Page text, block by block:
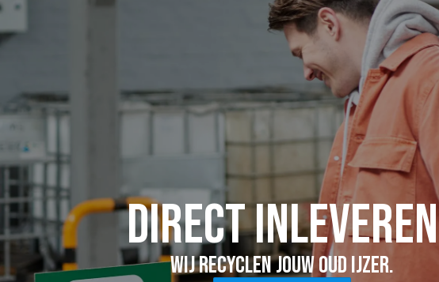
Katalysator recycling
Direct inleveren
Wij recyclen jouw oud ijzer.